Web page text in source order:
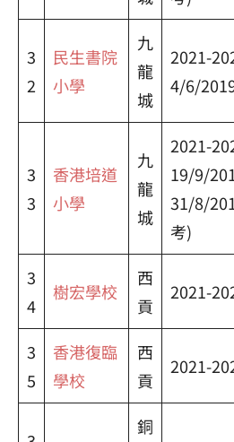
3
2
民生書院
小學
九
龍
城
2021-
4/6/
3
3
香港培道
小學
九
龍
城
2021-
19/9/
31/8/
考)
3
4
樹宏學校
西
貢
2021-
3
5
香港復臨
學校
西
貢
2021-
銅